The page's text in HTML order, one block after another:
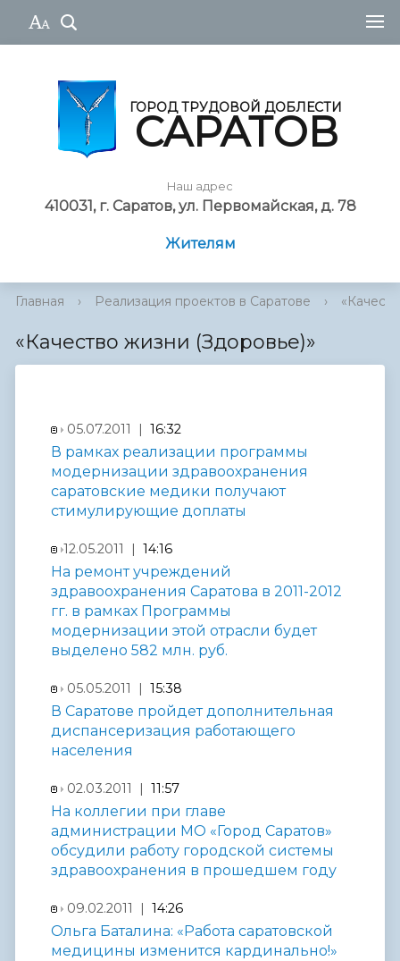
ГОРОД ТРУДОВОЙ ДОБЛЕСТИ
САРАТОВ
Наш адрес
410031, г. Саратов, ул. Первомайская, д. 78
Жителям
Главная › Реализация проектов в Саратове ›
«Качество жизни (Здоровье)»
05.07.2011 | 16:32
В рамках реализации программы
модернизации здравоохранения
саратовские медики получают
стимулирующие доплаты
12.05.2011 | 14:16
На ремонт учреждений
здравоохранения Саратова в 2011-2012
гг. в рамках Программы
модернизации этой отрасли будет
выделено 582 млн. руб.
05.05.2011 | 15:38
В Саратове пройдет дополнительная
диспансеризация работающего
населения
02.03.2011 | 11:57
На коллегии при главе
администрации МО «Город Саратов»
обсудили работу городской системы
здравоохранения в прошедшем году
09.02.2011 | 14:26
Ольга Баталина: «Работа саратовской
медицины изменится кардинально!»